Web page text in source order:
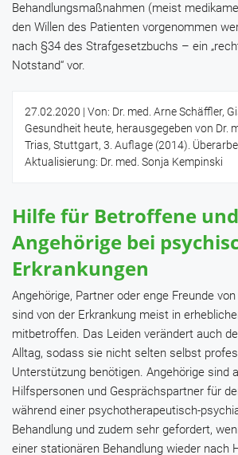
Behandlungsmaßnahmen (meist
den Willen des Patienten vorgenommen
nach §34 des Strafgesetzbuchs – ein
Notstand“ vor.
27.02.2020 | Von: Dr. med. Arne Schäffler,
Gesundheit heute, herausgegeben von Dr.
Trias, Stuttgart, 3. Auflage (2014).
Aktualisierung: Dr. med. Sonja Kempinski
Hilfe für Betroffene und
Angehörige bei
Erkrankungen
Angehörige, Partner oder enge Freunde
sind von der Erkrankung meist in
mitbetroffen. Das Leiden verändert auch
Alltag, sodass sie nicht selten selbst
Unterstützung benötigen. Angehörige sind
Hilfspersonen und Gesprächspartner für
während einer psychotherapeutisch-
Behandlung und zudem sehr gefordert,
einer stationären Behandlung wieder nach